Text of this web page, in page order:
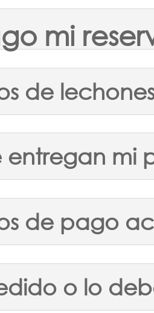
mi
de
entregan mi
de pago
o lo